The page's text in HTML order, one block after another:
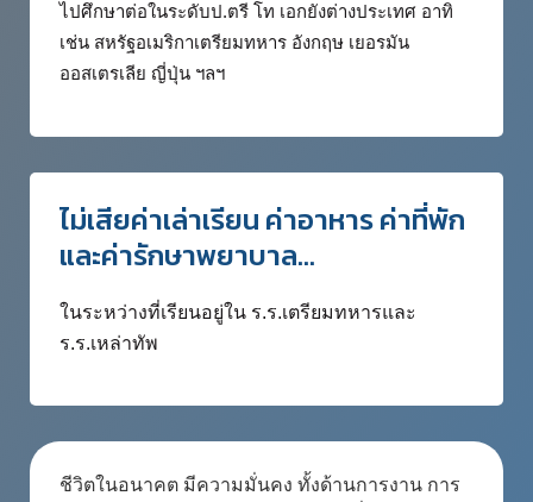
ไปศึกษาต่อในระดับป.ตรี โท เอกยังต่างประเทศ อาทิ
เช่น สหรัฐอเมริกาเตรียมทหาร อังกฤษ เยอรมัน
ออสเตรเลีย ญี่ปุ่น ฯลฯ
ไม่เสียค่าเล่าเรียน ค่าอาหาร ค่าที่พัก
และค่ารักษาพยาบาล...
ในระหว่างที่เรียนอยู่ใน ร.ร.เตรียมทหารและ
ร.ร.เหล่าทัพ
ชีวิตในอนาคต มีความมั่นคง ทั้งด้านการงาน การ